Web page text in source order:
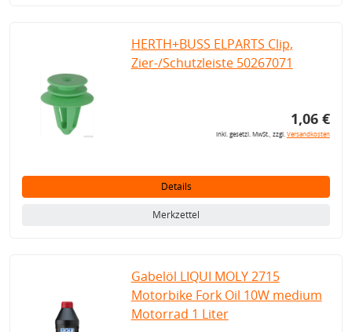
HERTH+BUSS ELPARTS Clip,
Zier-/Schutzleiste 50267071
1,06 €
inkl. gesetzl. MwSt., zzgl.Versandkosten
Details
Merkzettel
Gabelöl LIQUI MOLY 2715
Motorbike Fork Oil 10W medium
Motorrad 1 Liter